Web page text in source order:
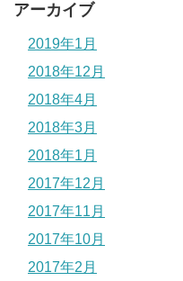
アーカイブ
2019年1月
2018年12月
2018年4月
2018年3月
2018年1月
2017年12月
2017年11月
2017年10月
2017年2月